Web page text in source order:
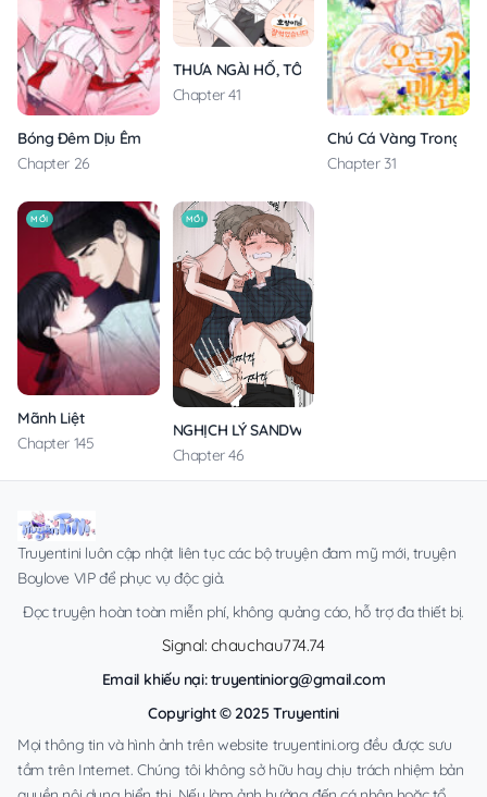
Bóng Đêm Dịu Êm
Chapter 26
THƯA NGÀI HỔ, TÔI ĐÃ ĂN RẤT NGON MIỆNG
Chapter 41
Chú Cá Vàng Trong
Chapter 31
MỚI
Mãnh Liệt
Chapter 145
MỚI
NGHỊCH LÝ SANDWICH
Chapter 46
Truyentini luôn cập nhật liên tục các bộ truyện đam mỹ mới, truyện
Boylove VIP để phục vụ độc giả.
Đọc truyện hoàn toàn miễn phí, không quảng cáo, hỗ trợ đa thiết bị.
Signal: chauchau774.74
Email khiếu nại:truyentiniorg@gmail.com
Copyright © 2025 Truyentini
Mọi thông tin và hình ảnh trên website truyentini.org đều được sưu
tầm trên Internet. Chúng tôi không sở hữu hay chịu trách nhiệm bản